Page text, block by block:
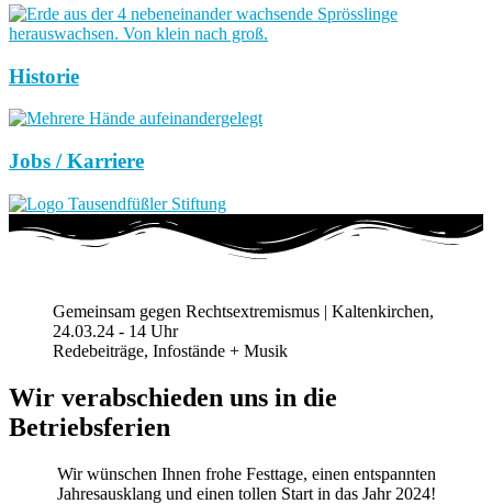
Historie
Jobs / Karriere
Gemeinsam gegen Rechtsextremismus | Kaltenkirchen,
24.03.24 - 14 Uhr
Redebeiträge, Infostände + Musik
Wir verabschieden uns in die
Betriebsferien
Wir wünschen Ihnen frohe Festtage, einen entspannten
Jahresausklang und einen tollen Start in das Jahr 2024!